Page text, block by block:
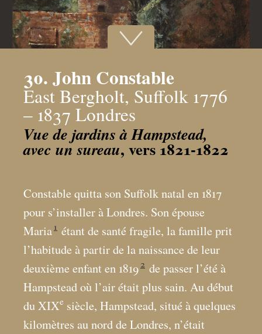
30. John Constable
East Bergholt, Suffolk 1776
– 1837 Londres
Vue de jardins à Hampstead,
avec un sureau, vers 1821-1822
Constable quitta son Suffolk natal en 1817
pour s’installer à Londres. Son épouse
Maria 1 étant de santé fragile, la famille prit
l’habitude à partir de la naissance de leur
deuxième enfant en 1819 2 de passer l’été à
Hampstead où l’air était plus sain. Au début
du XIXe siècle, Hampstead, situé à quelques
kilomètres au nord de Londres, n’était